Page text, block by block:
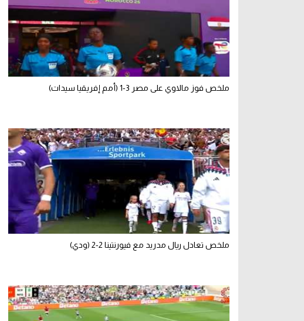
ملخص فوز مالاوي على مصر 3-1 (أمم إفريقيا سيدات)
ملخص تعادل ريال مدريد مع فيورنتينا 2-2 (ودي)